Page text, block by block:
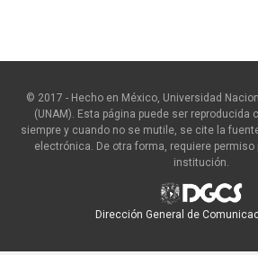
© 2017 - Hecho en México, Universidad
(UNAM). Esta página puede ser reproducida
siempre y cuando no se mutile, se cite la
electrónica. De otra forma, requiere permiso
institución.
Dirección General de